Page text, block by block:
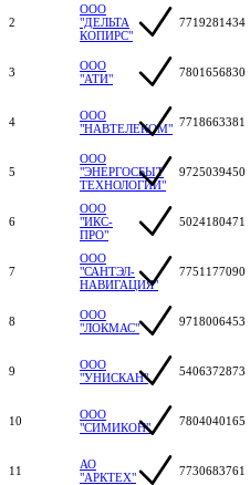
2
ООО
"ДЕЛЬТА
КОПИРС"
7719281434
3
ООО
"АТИ"
7801656830
4
ООО
"НАВТЕЛЕКОМ" 7718663381
5
ООО
"ЭНЕРГОСБЫТ
ТЕХНОЛОГИИ"
9725039450
6
ООО
"ИКС-
ПРО"
5024180471
7
ООО
"САНТЭЛ-
НАВИГАЦИЯ"
7751177090
8
ООО
"ЛОКМАС"
9718006453
9
ООО
"УНИСКАН"
5406372873
10
ООО
"СИМИКОН"
7804040165
11
АО
"АРКТЕХ"
7730683761